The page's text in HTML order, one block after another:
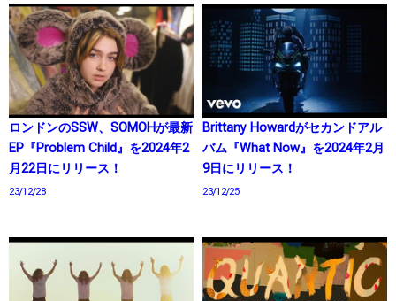
ロンドンのSSW、SOMOHが最新
EP『Problem Child』を2024年2
月22日にリリース！
23/12/28
Brittany Howardがセカンドアル
バム『What Now』を2024年2月
9日にリリース！
23/12/25